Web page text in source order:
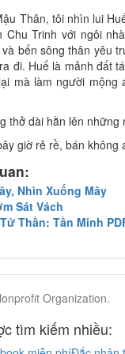
Thân, tôi nhìn lui
Chu Trinh với ngôi
bến sông thân yêu
đi. Huế là mảnh đất
mà làm người
thở dài hằn lên
giờ rẻ rề, bán
Nhìn Xuống Mây
Sát Vách
Thần: Tần Minh
Organization.
tìm kiếm nhiều: